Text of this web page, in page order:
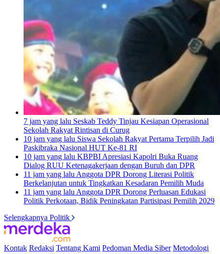
7 jam yang lalu Seskab Teddy Tinjau Kesiapan Operasional
Sekolah Rakyat Rintisan di Curug
10 jam yang lalu Siswa Sekolah Rakyat Pertama Terpilih Jadi
Paskibraka Nasional HUT Ke-81 RI
10 jam yang lalu KBPBI Apresiasi Kapolri Buka Ruang
Dialog RUU Ketenagakerjaan dengan Buruh dan DPR
11 jam yang laluAnggota DPR Dorong Literasi Politik
Berkelanjutan untuk Tingkatkan Kesadaran Pemilih Muda
11 jam yang laluAnggota DPR Dorong Perluasan Edukasi
Politik Perkotaan, Bidik Peningkatan Partisipasi Pemilih 2029
Selengkapnya Politik
Kontak Redaksi Tentang Kami Pedoman Media Siber Metodologi